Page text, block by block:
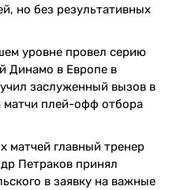
но без результативных
уровне провел серию
Динамо в Европе в
заслуженный вызов в
матчи плей-офф отбора
матчей главный тренер
Петраков принял
в заявку на важные